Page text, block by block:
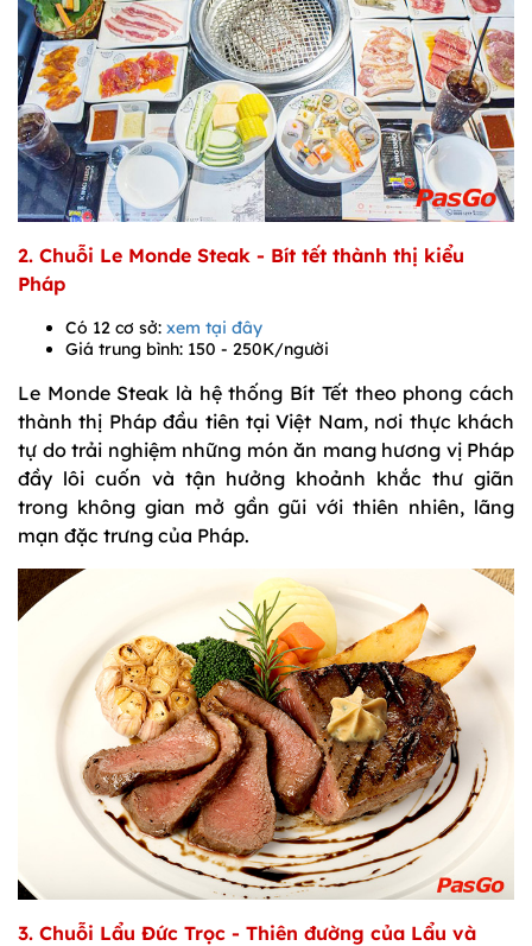
2. Chuỗi Le Monde Steak - Bít tết thành thị kiểu
Pháp
Có 12 cơ sở: xem tại đây
Giá trung bình: 150 - 250K/người
Le Monde Steak là hệ thống Bít Tết theo phong cách
thành thị Pháp đầu tiên tại Việt Nam, nơi thực khách
tự do trải nghiệm những món ăn mang hương vị Pháp
đầy lôi cuốn và tận hưởng khoảnh khắc thư giãn
trong không gian mở gần gũi với thiên nhiên, lãng
mạn đặc trưng của Pháp.
3. Chuỗi Lẩu Đức Trọc - Thiên đường của Lẩu và